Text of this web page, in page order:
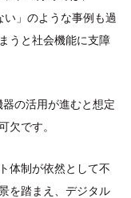
い」のような事例も過
うと社会機能に支障
の活用が進むと想定
欠です。
体制が依然として不
を踏まえ、デジタル